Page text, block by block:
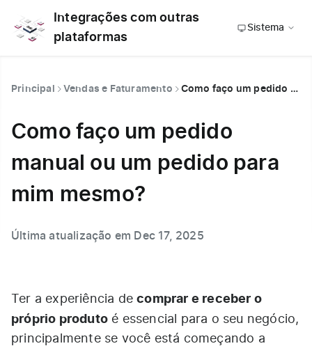
Integrações com outras
plataformas
Sistema
Principal Vendas e Faturamento Como faço um pedido manual ou um pedido para mim mesmo?
Como faço um pedido
manual ou um pedido para
mim mesmo?
Última atualização em Dec 17, 2025
Ter a experiência decomprar e receber o
próprio produto é essencial para o seu negócio,
principalmente se você está começando a